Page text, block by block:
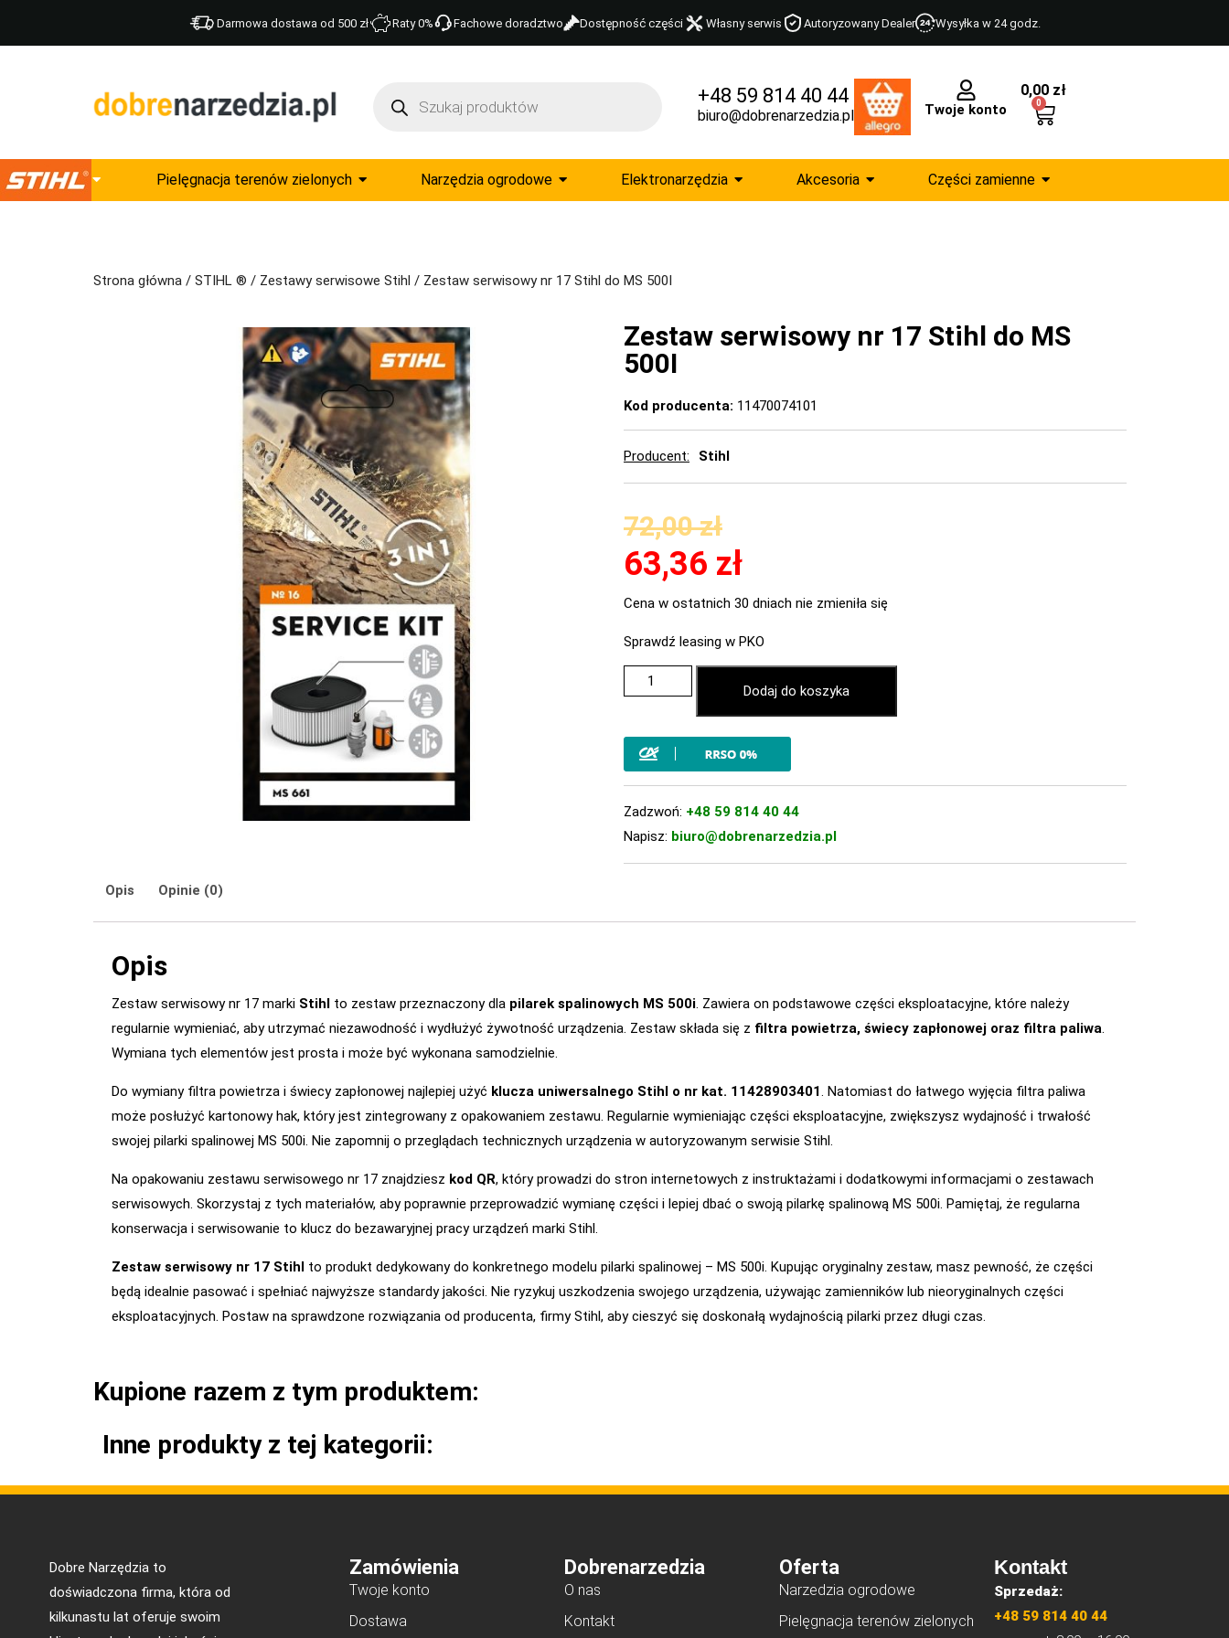
Darmowa dostawa od 500 zł Raty 0% Fachowe doradztwo Dostępność części Własny serwis Autoryzowany Dealer Wysyłka w 24 godz.
+48 59 814 40 44
biuro@dobrenarzedzia.pl Twoje konto
0,00 zł
0
Pielęgnacja terenów zielonych Narzędzia ogrodowe Elektronarzędzia Akcesoria Części zamienne
Strona główna / STIHL ® / Zestawy serwisowe Stihl / Zestaw serwisowy nr 17 Stihl do MS 500I
Zestaw serwisowy nr 17 Stihl do MS
500I
Kod producenta: 11470074101
Producent Stihl
72,00zł
63,36 zł
Cena w ostatnich 30 dniach nie zmieniła się
Sprawdź leasing w PKO
Dodaj do koszyka
Zadzwoń: +48 59 814 40 44
Napisz: biuro@dobrenarzedzia.pl
Opis Opinie (0)
Opis
Zestaw serwisowy nr 17 marki Stihl to zestaw przeznaczony dla pilarek spalinowych MS 500i. Zawiera on podstawowe części eksploatacyjne, które należy
regularnie wymieniać, aby utrzymać niezawodność i wydłużyć żywotność urządzenia. Zestaw składa się z filtra powietrza, świecy zapłonowej oraz filtra paliwa.
Wymiana tych elementów jest prosta i może być wykonana samodzielnie.
Do wymiany filtra powietrza i świecy zapłonowej najlepiej użyć klucza uniwersalnego Stihl o nr kat. 11428903401. Natomiast do łatwego wyjęcia filtra paliwa
może posłużyć kartonowy hak, który jest zintegrowany z opakowaniem zestawu. Regularnie wymieniając części eksploatacyjne, zwiększysz wydajność i trwałość
swojej pilarki spalinowej MS 500i. Nie zapomnij o przeglądach technicznych urządzenia w autoryzowanym serwisie Stihl.
Na opakowaniu zestawu serwisowego nr 17 znajdziesz kod QR, który prowadzi do stron internetowych z instruktażami i dodatkowymi informacjami o zestawach
serwisowych. Skorzystaj z tych materiałów, aby poprawnie przeprowadzić wymianę części i lepiej dbać o swoją pilarkę spalinową MS 500i. Pamiętaj, że regularna
konserwacja i serwisowanie to klucz do bezawaryjnej pracy urządzeń marki Stihl.
Zestaw serwisowy nr 17 Stihl to produkt dedykowany do konkretnego modelu pilarki spalinowej – MS 500i. Kupując oryginalny zestaw, masz pewność, że części
będą idealnie pasować i spełniać najwyższe standardy jakości. Nie ryzykuj uszkodzenia swojego urządzenia, używając zamienników lub nieoryginalnych części
eksploatacyjnych. Postaw na sprawdzone rozwiązania od producenta, firmy Stihl, aby cieszyć się doskonałą wydajnością pilarki przez długi czas.
Kupione razem z tym produktem:
Inne produkty z tej kategorii:
Dobre Narzędzia to
doświadczona firma, która od
kilkunastu lat oferuje swoim
Zamówienia
Twoje konto
Dostawa
Dobrenarzedzia
O nas
Kontakt
Oferta
Narzedzia ogrodowe
Pielęgnacja terenów zielonych
Kontakt
Sprzedaż:
+48 59 814 40 44